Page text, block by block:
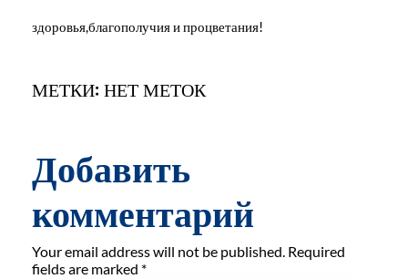
здоровья,благополучия и процветания!
МЕТКИ: НЕТ МЕТОК
Добавить
комментарий
Your email address will not be published. Required
fields are marked *